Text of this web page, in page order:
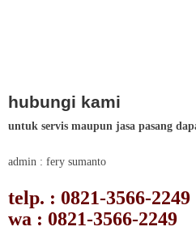
hubungi kami
untuk servis maupun jasa pasang
admin : fery sumanto
telp. : 0821-3566-2249
wa : 0821-3566-2249